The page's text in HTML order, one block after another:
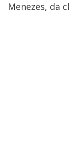
Menezes, da